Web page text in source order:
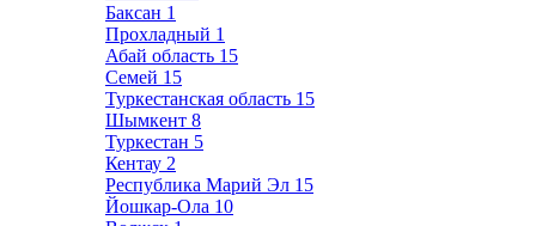
Баксан 1
Прохладный 1
Абай область 15
Семей 15
Туркестанская область 15
Шымкент 8
Туркестан 5
Кентау 2
Республика Марий Эл 15
Йошкар-Ола 10